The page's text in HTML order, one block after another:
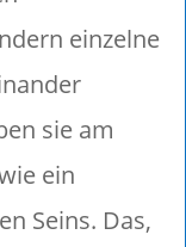
einzelne
sie am
ein
Seins. Das,